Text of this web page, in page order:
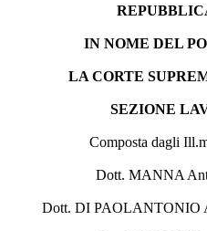
IN NOME DEL
LA CORTE
SEZIONE
Composta dagli
Dott. MANNA
Dott. DI PAOLANTONIO